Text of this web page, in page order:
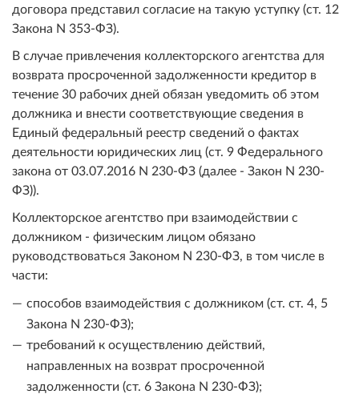
договора представил согласие на такую уступку (ст. 12
Закона N 353-ФЗ).
В случае привлечения коллекторского агентства для
возврата просроченной задолженности кредитор в
течение 30 рабочих дней обязан уведомить об этом
должника и внести соответствующие сведения в
Единый федеральный реестр сведений о фактах
деятельности юридических лиц (ст. 9 Федерального
закона от 03.07.2016 N 230-ФЗ (далее - Закон N 230-
ФЗ)).
Коллекторское агентство при взаимодействии с
должником - физическим лицом обязано
руководствоваться Законом N 230-ФЗ, в том числе в
части:
способов взаимодействия с должником (ст. ст. 4, 5
Закона N 230-ФЗ);
требований к осуществлению действий,
направленных на возврат просроченной
задолженности (ст. 6 Закона N 230-ФЗ);